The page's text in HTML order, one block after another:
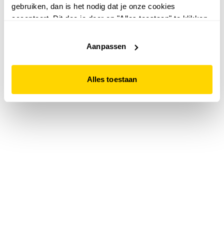
gebruiken, dan is het nodig dat je onze cookies
accepteert. Dit doe je door op "Alles toestaan" te klikken.
website niet optimaal functioneert.
Aanpassen
Alles toestaan